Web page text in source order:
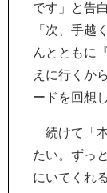
です」と告
「次、手越
んとともに
えに行くか
ードを回想
続けて「
たい。ずっ
にいてくれ